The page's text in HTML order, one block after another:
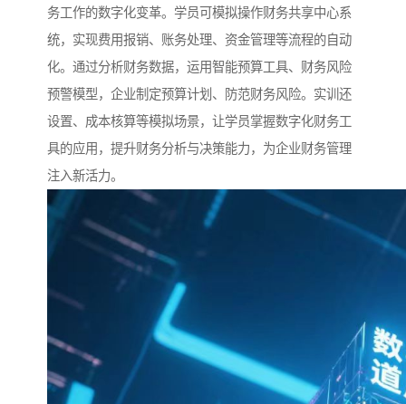
务工作的数字化变革。学员可模拟操作财务共享中心系
统，实现费用报销、账务处理、资金管理等流程的自动
化。通过分析财务数据，运用智能预算工具、财务风险
预警模型，企业制定预算计划、防范财务风险。实训还
设置、成本核算等模拟场景，让学员掌握数字化财务工
具的应用，提升财务分析与决策能力，为企业财务管理
注入新活力。​